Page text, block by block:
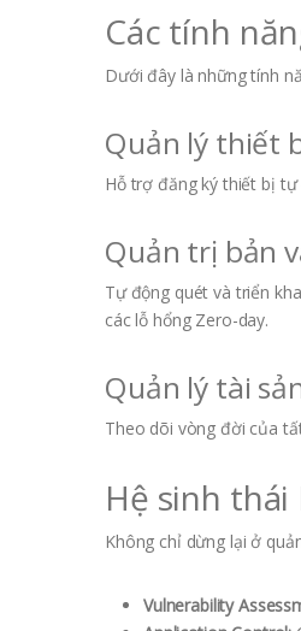
Các tính
Dưới đây là những tính
Quản lý thiết
Hỗ trợ đăng ký thiết bị
Quản trị bản
Tự động quét và triển
các lỗ hổng Zero-day.
Quản lý tài
Theo dõi vòng đời của
Hệ sinh
Không chỉ dừng lại ở
Vulnerability